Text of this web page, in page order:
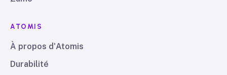
ATOMIS
À propos d'Atomis
Durabilité